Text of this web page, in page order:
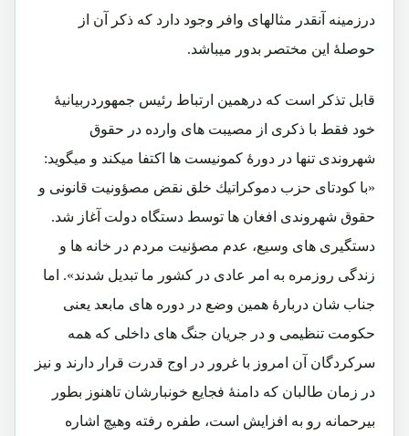
درزمینه آنقدر مثالهای وافر وجود دارد که ذکر آن از
حوصلۀ این مختصر بدور میباشد.
قابل تذکر است که درهمین ارتباط رئیس جمهوردربیانیۀ
خود فقط با ذکری از مصیبت های وارده در حقوق
شهروندی تنها در دورۀ کمونیست ها اکتفا میکند و میگوید:
«با كودتاى حزب دموكراتيك خلق نقض مصؤونيت قانونى و
حقوق شهروندى افغان ها توسط دستگاه دولت آغاز شد.
دستگيرى هاى وسيع، عدم مصؤنیت مردم در خانه ها و
زندگی روزمره به امر عادی در كشور ما تبديل شدند». اما
جناب شان دربارۀ همین وضع در دوره های مابعد یعنی
حکومت تنظیمی و در جریان جنگ های داخلی که همه
سرکردگان آن امروز با غرور در اوج قدرت قرار دارند و نیز
در زمان طالبان که دامنۀ فجایع خونبارشان تاهنوز بطور
بیرحمانه رو به افزایش است، طفره رفته وهیچ اشاره